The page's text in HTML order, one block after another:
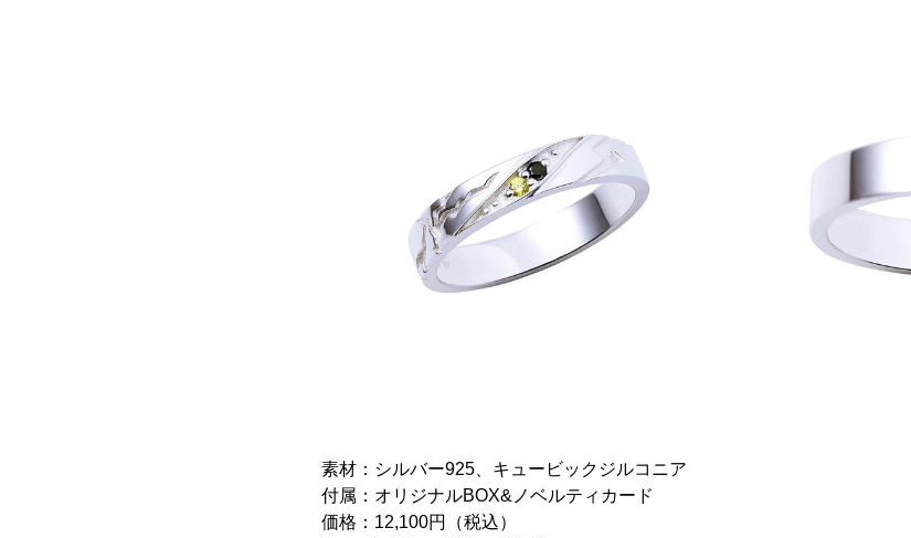
素材：シルバー925、キュービックジルコニア
付属：オリジナルBOX&ノベルティカード
価格：12,100円（税込）